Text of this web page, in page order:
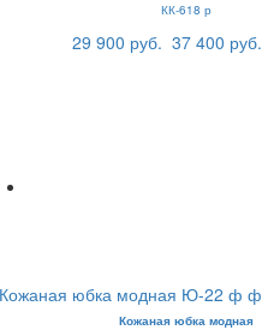
КК-618 р
29 900 руб. 37 400 руб.
Кожаная юбка модная